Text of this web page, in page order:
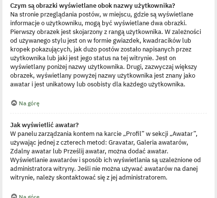
Czym są obrazki wyświetlane obok nazwy użytkownika?
Na stronie przeglądania postów, w miejscu, gdzie są wyświetlane
informacje o użytkowniku, mogą być wyświetlane dwa obrazki.
Pierwszy obrazek jest skojarzony z rangą użytkownika. W zależności
od używanego stylu jest on w formie gwiazdek, kwadracików lub
kropek pokazujących, jak dużo postów zostało napisanych przez
użytkownika lub jaki jest jego status na tej witrynie. Jest on
wyświetlany poniżej nazwy użytkownika. Drugi, zazwyczaj większy
obrazek, wyświetlany powyżej nazwy użytkownika jest znany jako
awatar i jest unikatowy lub osobisty dla każdego użytkownika.
Na górę
Jak wyświetlić awatar?
W panelu zarządzania kontem na karcie „Profil” w sekcji „Awatar”,
używając jednej z czterech metod: Gravatar, Galeria awatarów,
Zdalny awatar lub Prześlij awatar, można dodać awatar.
Wyświetlanie awatarów i sposób ich wyświetlania są uzależnione od
administratora witryny. Jeśli nie można używać awatarów na danej
witrynie, należy skontaktować się z jej administratorem.